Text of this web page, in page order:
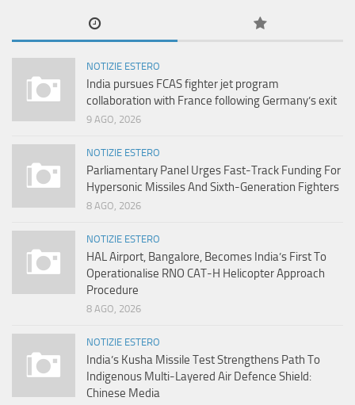
NOTIZIE ESTERO
India pursues FCAS fighter jet program
collaboration with France following Germany’s exit
9 AGO, 2026
NOTIZIE ESTERO
Parliamentary Panel Urges Fast-Track Funding For
Hypersonic Missiles And Sixth-Generation Fighters
8 AGO, 2026
NOTIZIE ESTERO
HAL Airport, Bangalore, Becomes India’s First To
Operationalise RNO CAT-H Helicopter Approach
Procedure
8 AGO, 2026
NOTIZIE ESTERO
India’s Kusha Missile Test Strengthens Path To
Indigenous Multi-Layered Air Defence Shield:
Chinese Media